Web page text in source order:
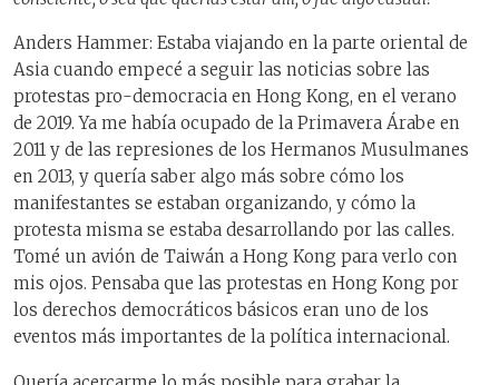
Anders Hammer: Estaba viajando en la parte oriental de
Asia cuando empecé a seguir las noticias sobre las
protestas pro-democracia en Hong Kong, en el verano
de 2019. Ya me había ocupado de la Primavera Árabe en
2011 y de las represiones de los Hermanos Musulmanes
en 2013, y quería saber algo más sobre cómo los
manifestantes se estaban organizando, y cómo la
protesta misma se estaba desarrollando por las calles.
Tomé un avión de Taiwán a Hong Kong para verlo con
mis ojos. Pensaba que las protestas en Hong Kong por
los derechos democráticos básicos eran uno de los
eventos más importantes de la política internacional.